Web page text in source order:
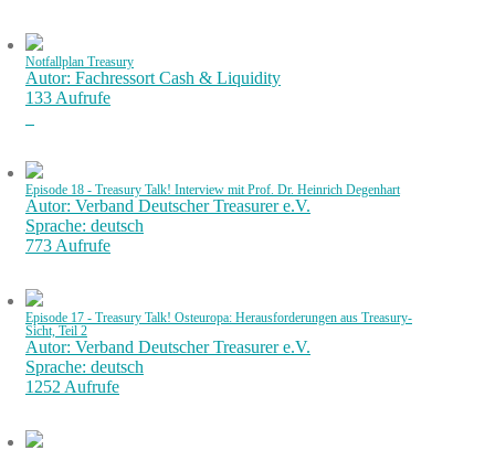
Notfallplan Treasury
Autor: Fachressort Cash & Liquidity
133 Aufrufe
Episode 18 - Treasury Talk! Interview mit Prof. Dr. Heinrich Degenhart
Autor: Verband Deutscher Treasurer e.V.
Sprache: deutsch
773 Aufrufe
Episode 17 - Treasury Talk! Osteuropa: Herausforderungen aus Treasury-
Sicht, Teil 2
Autor: Verband Deutscher Treasurer e.V.
Sprache: deutsch
1252 Aufrufe